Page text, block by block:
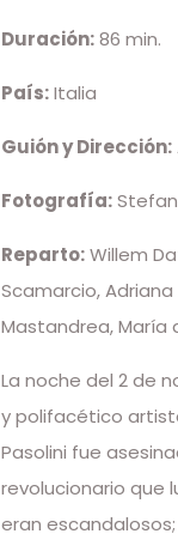
Duración:86 min.
País:Italia
Guión y Dirección:
Fotografía:
Reparto:Willem
Scamarcio,
Mastandrea, María
La noche del 2 de
y polifacético
Pasolini fue
revolucionario que
eran